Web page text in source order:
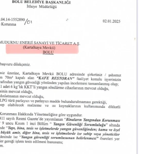
Metnimizi okumak ve sitemizde
olarak kullanılan çerezlerle ilgili bilgi
.